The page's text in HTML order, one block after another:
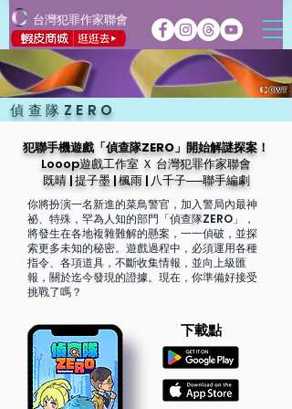
台灣犯罪作家聯會
偵查隊ZERO
犯聯手機遊戲「偵查隊ZERO」開始解謎探案！
Looop遊戲工作室 Ｘ 台灣犯罪作家聯會
既晴 | 提子墨 | 楓雨 | 八千子──聯手編劇
你將扮演一名新進的菜鳥警官，加入警局內最神
祕、特殊，罕為人知的部門「偵查隊ZERO」，
將發生在各地複雜難解的懸案，一一偵破，並探
索更多未知的秘密。遊戲過程中，必須運用各種
指令、各項道具，不斷收集情報，並向上級匯
報，關於迄今發現的證據。現在，你準備好接受
挑戰了嗎？
下載點